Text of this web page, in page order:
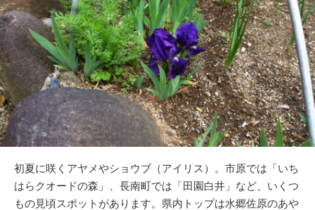
初夏に咲くアヤメやショウブ（アイリス）。市原では「いち
はらクオードの森」、長南町では「田園白井」など、いくつ
もの見頃スポットがあります。県内トップは水郷佐原のあや